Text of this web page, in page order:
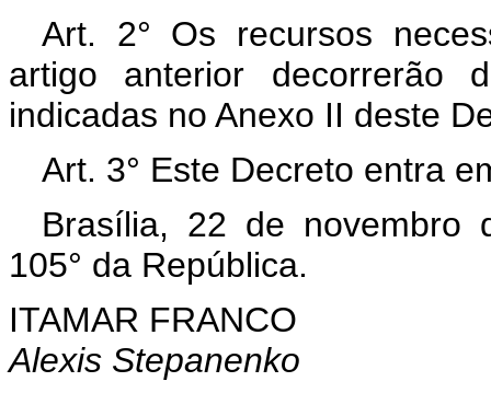
Art. 2° Os recursos
artigo anterior decorrerão
indicadas no Anexo II deste
Art. 3° Este Decreto entra
Brasília, 22 de novembro
105° da República.
ITAMAR FRANCO
Alexis Stepanenko